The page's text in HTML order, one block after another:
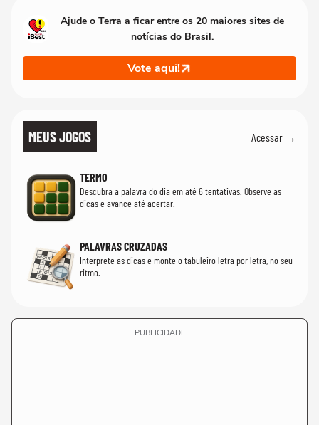
Ajude o Terra a ficar entre os 20 maiores sites de
notícias do Brasil.
Vote aqui!
MEUS JOGOS Acessar →
TERMO
Descubra a palavra do dia em até 6 tentativas. Observe as
dicas e avance até acertar.
PALAVRAS CRUZADAS
Interprete as dicas e monte o tabuleiro letra por letra, no seu
ritmo.
PUBLICIDADE